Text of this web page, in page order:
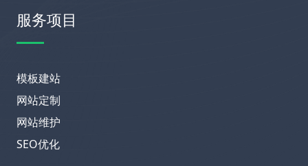
服务项目
模板建站
网站定制
网站维护
SEO优化